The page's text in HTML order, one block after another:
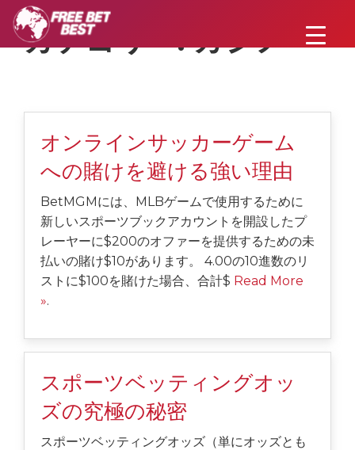
カテゴリー:カジノ
オンラインサッカーゲーム
への賭けを避ける強い理由
BetMGMには、MLBゲームで使用するために
新しいスポーツブックアカウントを開設したプ
レーヤーに$200のオファーを提供するための未
払いの賭け$10があります。 4.00の10進数のリ
ストに$100を賭けた場合、合計$ Read More
».
スポーツベッティングオッ
ズの究極の秘密
スポーツベッティングオッズ（単にオッズとも